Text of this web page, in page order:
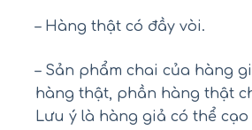
– Hàng thật có đầy vòi.
– Sản phẩm chai của hàng
hàng thật, phần hàng thật
Lưu ý là hàng giả có thể cạo